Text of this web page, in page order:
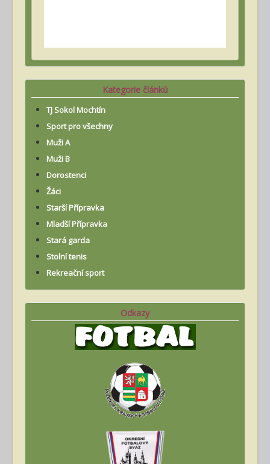
Kategorie článků
TJ Sokol Mochtín
Sport pro všechny
Muži A
Muži B
Dorostenci
Žáci
Starší Přípravka
Mladší Přípravka
Stará garda
Stolní tenis
Rekreační sport
Odkazy